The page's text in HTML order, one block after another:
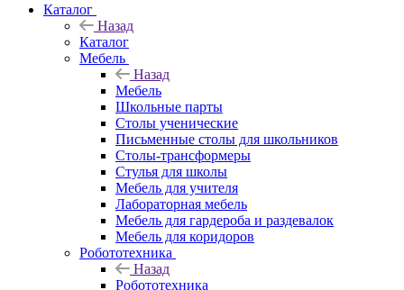
Каталог
Назад
Каталог
Мебель
Назад
Мебель
Школьные парты
Столы ученические
Письменные столы для школьников
Столы-трансформеры
Стулья для школы
Мебель для учителя
Лабораторная мебель
Мебель для гардероба и раздевалок
Мебель для коридоров
Робототехника
Назад
Робототехника